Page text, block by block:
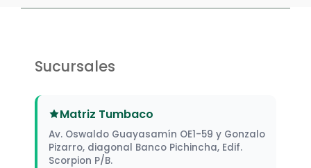
Sucursales
Matriz Tumbaco
Av. Oswaldo Guayasamín OE1-59 y Gonzalo
Pizarro, diagonal Banco Pichincha, Edif.
Scorpion P/B.